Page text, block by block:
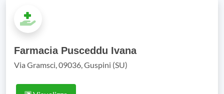
Farmacia Pusceddu Ivana
Via Gramsci, 09036, Guspini (SU)